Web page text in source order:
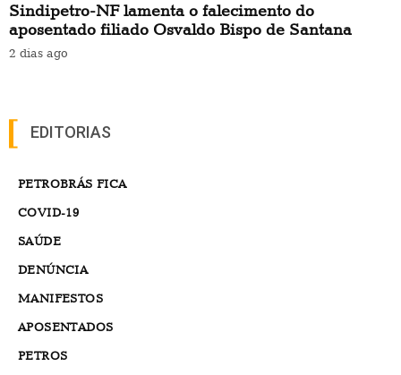
Sindipetro-NF lamenta o falecimento do
aposentado filiado Osvaldo Bispo de Santana
2 dias ago
EDITORIAS
PETROBRÁS FICA
COVID-19
SAÚDE
DENÚNCIA
MANIFESTOS
APOSENTADOS
PETROS